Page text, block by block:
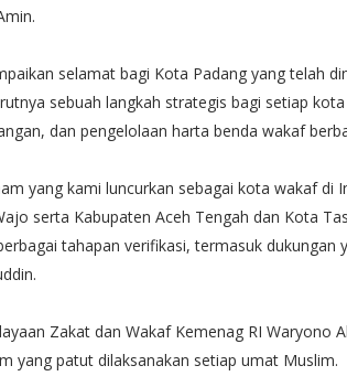
selamat bagi Kota Padang yang telah
sebuah langkah strategis bagi setiap
dan pengelolaan harta benda wakaf
yang kami luncurkan sebagai kota wakaf di
serta Kabupaten Aceh Tengah dan Kota
tahapan verifikasi, termasuk dukungan
Zakat dan Wakaf Kemenag RI Waryono
yang patut dilaksanakan setiap umat Muslim.